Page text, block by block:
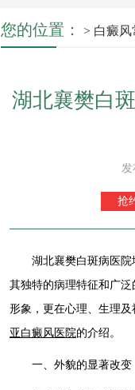
您的位置： > 白癜风
湖北襄樊白
发
抢
湖北襄樊白斑病医院
其独特的病理特征和广
形象，更在心理、生理
亚白癜风医院的介绍。
一、外貌的显著改变